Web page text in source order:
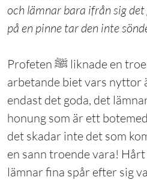
och lämnar bara ifrån sig
på en pinne tar den inte
Profeten ﷺ liknade en troende vid det hårt
arbetande biet vars nyttor
endast det goda, det
honung som är ett
det skadar inte det som
en sann troende vara!
lämnar fina spår efter sig